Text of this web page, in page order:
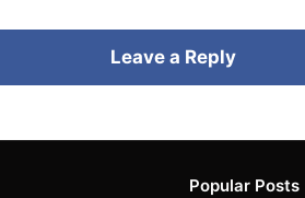
Leave a Reply
Popular Posts